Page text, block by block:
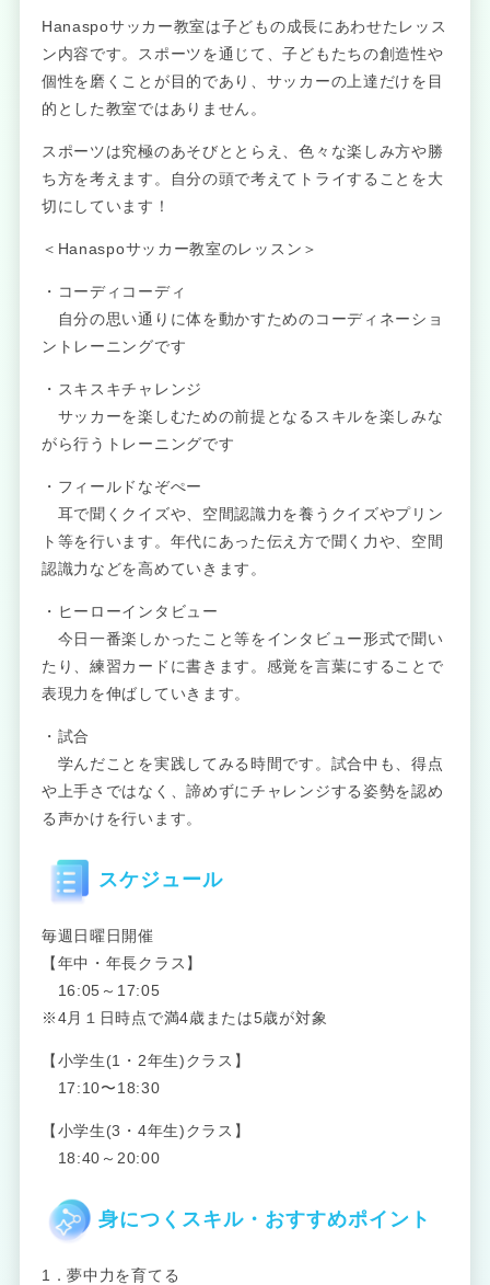
Hanaspoサッカー教室は子どもの成長にあわせたレッス
ン内容です。スポーツを通じて、子どもたちの創造性や
個性を磨くことが目的であり、サッカーの上達だけを目
的とした教室ではありません。
スポーツは究極のあそびととらえ、色々な楽しみ方や勝
ち方を考えます。自分の頭で考えてトライすることを大
切にしています！
＜Hanaspoサッカー教室のレッスン＞
・コーディコーディ
自分の思い通りに体を動かすためのコーディネーショ
ントレーニングです
・スキスキチャレンジ
サッカーを楽しむための前提となるスキルを楽しみな
がら行うトレーニングです
・フィールドなぞぺー
耳で聞くクイズや、空間認識力を養うクイズやプリン
ト等を行います。年代にあった伝え方で聞く力や、空間
認識力などを高めていきます。
・ヒーローインタビュー
今日一番楽しかったこと等をインタビュー形式で聞い
たり、練習カードに書きます。感覚を言葉にすることで
表現力を伸ばしていきます。
・試合
学んだことを実践してみる時間です。試合中も、得点
や上手さではなく、諦めずにチャレンジする姿勢を認め
る声かけを行います。
スケジュール
毎週日曜日開催
【年中・年長クラス】
16:05～17:05
※4月１日時点で満4歳または5歳が対象
【小学生(1・2年生)クラス】
17:10〜18:30
【小学生(3・4年生)クラス】
18:40～20:00
身につくスキル・おすすめポイント
1．夢中力を育てる